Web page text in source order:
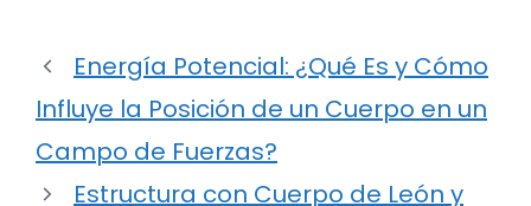
Energía Potencial: ¿Qué Es y Cómo
Influye la Posición de un Cuerpo en un
Campo de Fuerzas?
Estructura con Cuerpo de León y